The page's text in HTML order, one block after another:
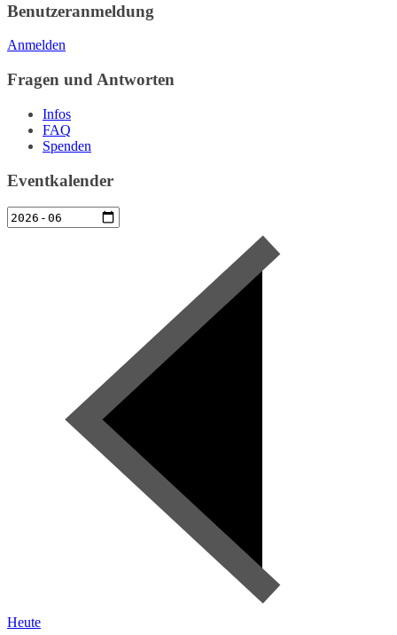
Benutzeranmeldung
Anmelden
Fragen und Antworten
Infos
FAQ
Spenden
Eventkalender
Heute